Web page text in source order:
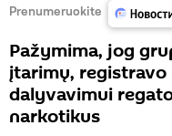
Prenumeruokite
Pažymima, jog
įtarimų,
dalyvavimui
narkotikus